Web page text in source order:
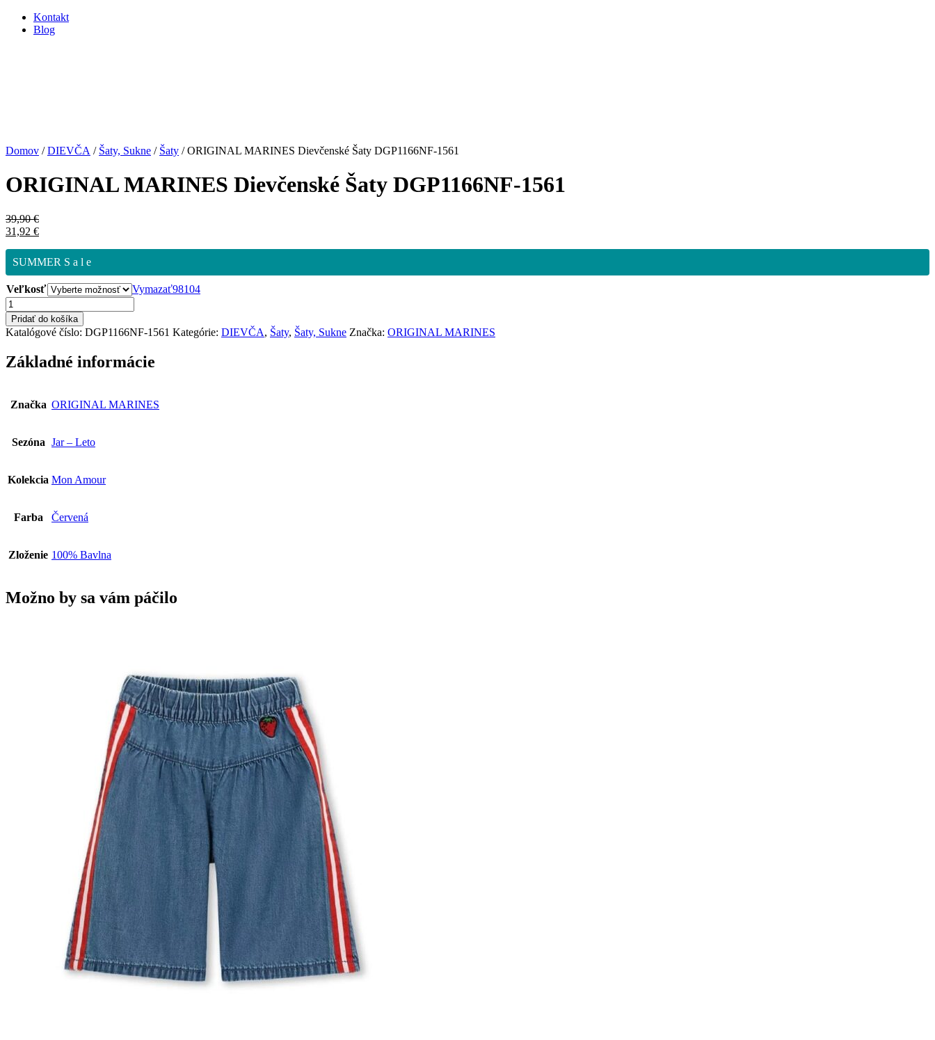
Kontakt
Blog
Domov /DIEVČA / Šaty, Sukne / Šaty / ORIGINAL MARINES Dievčenské Šaty DGP1166NF-1561
ORIGINAL MARINES Dievčenské Šaty DGP1166NF-1561
39,90€
31,92 €
SUMMER S a l e
Veľkosť Vymazať98104
množstvo
ORIGINAL
MARINES
Dievčenské
DGP1166NF-
Pridať do košíka
Katalógové číslo: DGP1166NF-1561 Kategórie: DIEVČA, Šaty, Šaty, Sukne Značka: ORIGINAL MARINES
Základné informácie
Značka ORIGINAL MARINES
Sezóna Jar – Leto
Kolekcia Mon Amour
Farba Červená
Zloženie 100% Bavlna
Možno by sa vám páčilo